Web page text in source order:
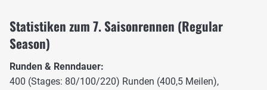
Statistiken zum 7. Saisonrennen (Regular
Season)
Runden & Renndauer:
400 (Stages: 80/100/220) Runden (400,5 Meilen),